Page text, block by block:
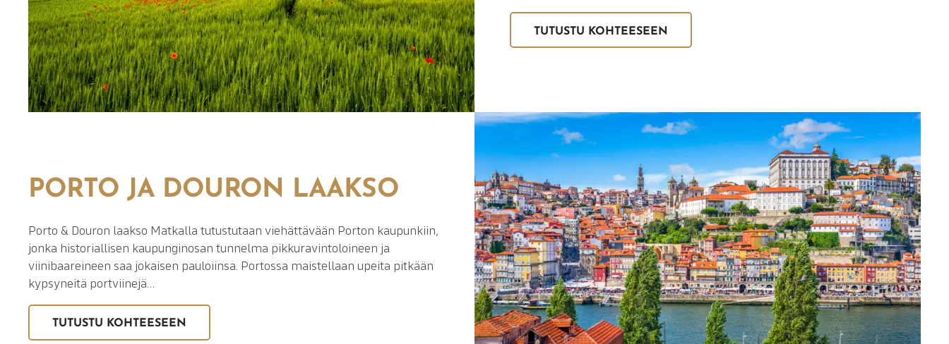
TUTUSTU KOHTEESEEN
PORTO JA DOURON LAAKSO
Porto & Douron laakso Matkalla tutustutaan viehättävään Porton kaupunkiin,
jonka historiallisen kaupunginosan tunnelma pikkuravintoloineen ja
viinibaareineen saa jokaisen pauloiinsa. Portossa maistellaan upeita pitkään
kypsyneitä portviinejä…
TUTUSTU KOHTEESEEN